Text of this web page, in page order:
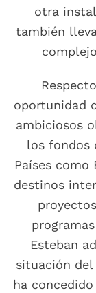
otra
también
oportunidad
ambiciosos
los fondos
Países como
destinos
Esteban
situación del
ha